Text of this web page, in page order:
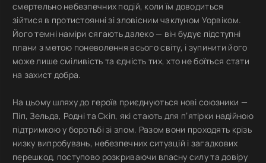
смертельно небезпечних подій, коли їм доводиться
зійтися в протистоянні зі зловісним чаклуном Уорвіком.
Його темні наміри сягають далеко — він будує підступні
плани з метою поневолення всього світу, і зупинити його
може лише сміливість та єдність тих, хто не боїться стати
на захист добра.
На цьому шляху до героїв приєднуються нові союзники —
Піп, Зельда, Родні та Скіп, які стають для п’ятірки надійною
підтримкою у боротьбі зі злом. Разом вони проходять крізь
низку випробувань, небезпечних ситуацій і загадкових
перешкод, поступово розкриваючи власну силу та довіру